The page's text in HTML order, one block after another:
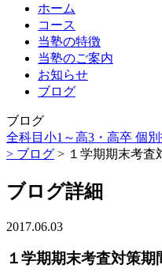
ホーム
コース
当塾の特徴
当塾のご案内
お知らせ
ブログ
ブログ
全科目小1～高3・高卒 個
> ブログ > １学期期末考査
ブログ詳細
2017.06.03
１学期期末考査対策期